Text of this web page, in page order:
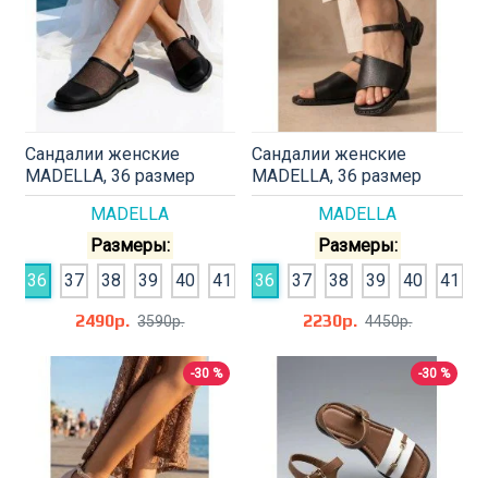
MADELLA
Сандалии женские
MADELLA, 36 размер
Размеры:
36
37 38 39 40
41
2490р. 3590р.
MADELLA
Сандалии женские
MADELLA, 36 размер
Размеры:
36
37 38 39 40
41
2230р. 4450р.
-30 % -30 %